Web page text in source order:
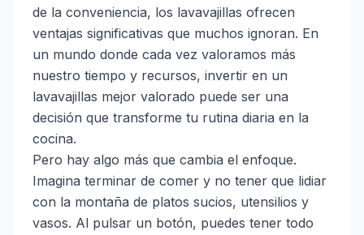
de la conveniencia, los lavavajillas ofrecen
ventajas significativas que muchos ignoran. En
un mundo donde cada vez valoramos más
nuestro tiempo y recursos, invertir en un
lavavajillas mejor valorado puede ser una
decisión que transforme tu rutina diaria en la
cocina.
Pero hay algo más que cambia el enfoque.
Imagina terminar de comer y no tener que lidiar
con la montaña de platos sucios, utensilios y
vasos. Al pulsar un botón, puedes tener todo